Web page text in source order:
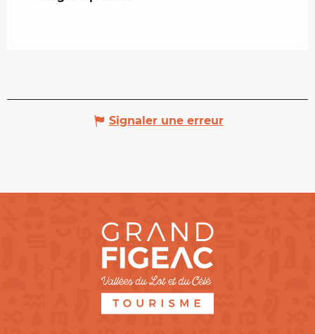
Signaler une erreur